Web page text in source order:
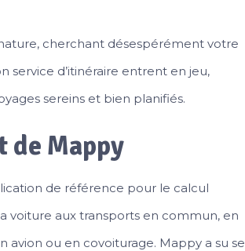
cherchant désespérément votre
service d’itinéraire entrent en jeu,
sereins et bien planifiés.
de Mappy
de référence pour le calcul
voiture aux transports en commun, en
avion ou en covoiturage. Mappy a su se